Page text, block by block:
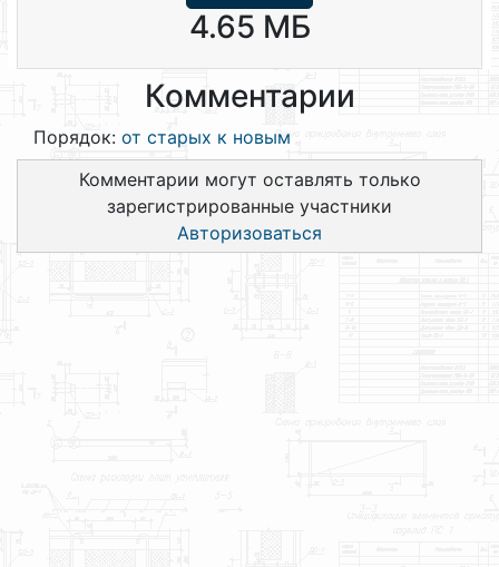
4.65 МБ
Комментарии
Порядок: от старых к новым
Комментарии могут оставлять только
зарегистрированные участники
Авторизоваться